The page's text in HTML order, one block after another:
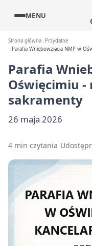
MENU
Strona główna
Przydatne
Parafia Wniebowzięcia NMP w
Parafia
Oświęcimiu -
sakramenty
26 maja 2026
4 min czytania